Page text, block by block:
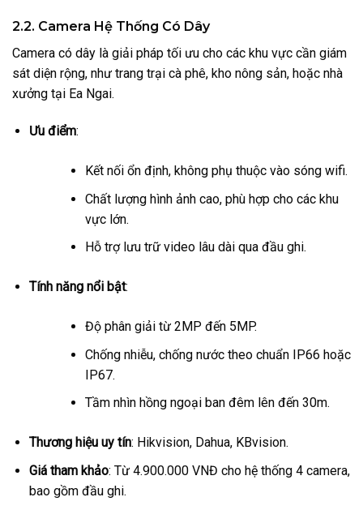
2.2. Camera Hệ Thống Có Dây
Camera có dây là giải pháp tối ưu cho các khu vực cần giám
sát diện rộng, như trang trại cà phê, kho nông sản, hoặc nhà
xưởng tại Ea Ngai.
Ưu điểm:
Kết nối ổn định, không phụ thuộc vào sóng wifi.
Chất lượng hình ảnh cao, phù hợp cho các khu
vực lớn.
Hỗ trợ lưu trữ video lâu dài qua đầu ghi.
Tính năng nổi bật:
Độ phân giải từ 2MP đến 5MP.
Chống nhiễu, chống nước theo chuẩn IP66 hoặc
IP67.
Tầm nhìn hồng ngoại ban đêm lên đến 30m.
Thương hiệu uy tín: Hikvision, Dahua, KBvision.
Giá tham khảo: Từ 4.900.000 VNĐ cho hệ thống 4 camera,
bao gồm đầu ghi.